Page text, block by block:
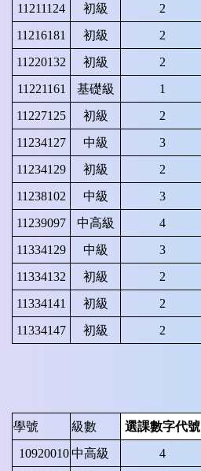
11211124
初級
2
11216181
初級
2
11220132
初級
2
11221161
基礎級
1
11227125
初級
2
11234127
中級
3
11234129
初級
2
11238102
中級
3
11239097
中高級
4
11334129
中級
3
11334132
初級
2
11334141
初級
2
11334147
初級 2
學號 級數
選課數字代號
10920010中高級
4